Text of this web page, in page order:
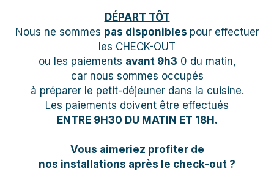
DÉPART TÔT
Nous ne sommes pas disponibles pour effectuer
les CHECK-OUT
ou les paiements avant 9h3 0 du matin,
car nous sommes occupés
à préparer le petit-déjeuner dans la cuisine.
Les paiements doivent être effectués
ENTRE 9H30 DU MATIN ET 18H.
Vous aimeriez profiter de
nos installations après le check-out ?